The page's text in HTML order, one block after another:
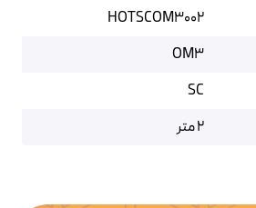
HOTSCOM3002
OM3
SC
2 متر